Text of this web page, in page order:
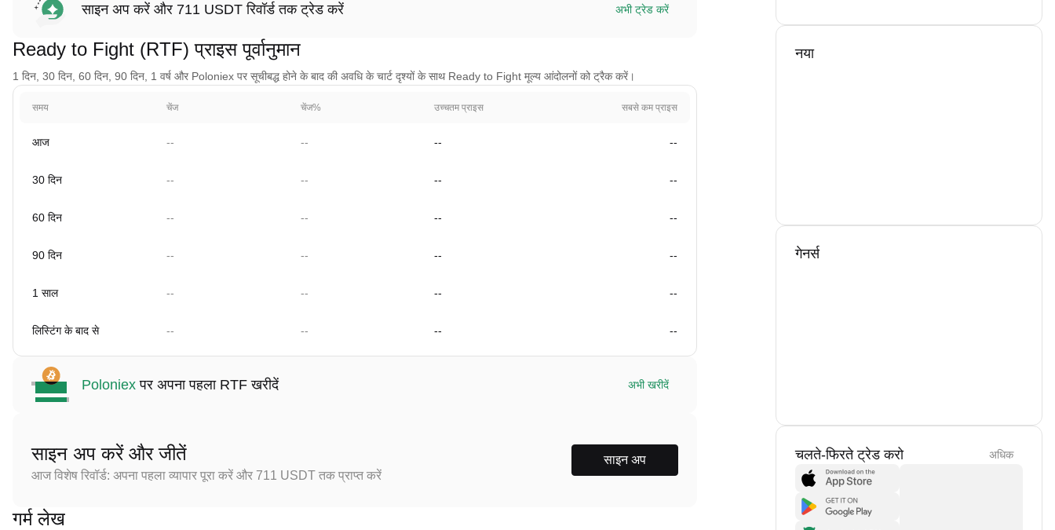
साइन अप करें और 711 USDT रिवॉर्ड तक ट्रेड करें अभी ट्रेड करें
Ready to Fight (RTF) प्राइस पूर्वानुमान
1 दिन, 30 दिन, 60 दिन, 90 दिन, 1 वर्ष और Poloniex पर सूचीबद्ध होने के बाद की अवधि के चार्ट दृश्यों के साथ Ready to Fight मूल्य आंदोलनों को ट्रैक करें।
समय चेंज चेंज% उच्चतम प्राइस सबसे कम प्राइस
आज -- -- -- --
30 दिन -- -- -- --
60 दिन -- -- -- --
90 दिन -- -- -- --
1 साल -- -- -- --
लिस्टिंग के बाद से -- -- -- --
Poloniex पर अपना पहला RTF खरीदें अभी खरीदें
साइन अप करें और जीतें
आज विशेष रिवॉर्ड: अपना पहला व्यापार पूरा करें और 711 USDT तक प्राप्त करें
साइन अप
गर्म लेख
नया
गेनर्स
चलते-फिरते ट्रेड करो अधिक